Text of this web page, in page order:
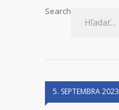
Search
5. SEPTEMBRA 2023